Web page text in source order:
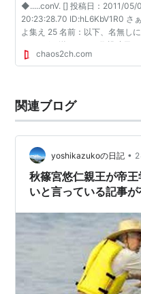
◆.....conV. [] 投稿日：2011/05/
20:23:28.70 ID:hL6KbV1R0 さ
よ集え 25 名前：以下、名無し
てVIPがお送りします[] 投稿日：
2011/05/03(火) 20:32:12.88
chaos2ch.com
関連ブログ
yoshikazukoの日記 •
秋篠宮悠仁親王が帝
いと言っている記事
るや自分で身に付ける